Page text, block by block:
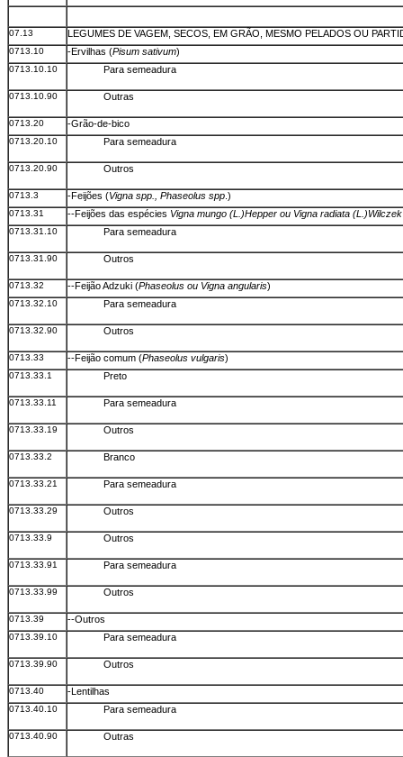
07.13 LEGUMES DE VAGEM, SECOS, EM GRÃO, MESMO PELADOS OU
0713.10 -Ervilhas (Pisum sativum)
0713.10.10 Para semeadura
0713.10.90 Outras
0713.20 -Grão-de-bico
0713.20.10 Para semeadura
0713.20.90 Outros
0713.3 -Feijões (Vigna spp., Phaseolus spp .)
0713.31 --Feijões das espécies Vigna mungo (L.)Hepper ou Vigna radiata (L.)Wilczek
0713.31.10 Para semeadura
0713.31.90 Outros
0713.32 --Feijão Adzuki (Phaseolus ou Vigna angularis)
0713.32.10 Para semeadura
0713.32.90 Outros
0713.33 --Feijão comum (Phaseolus vulgaris)
0713.33.1 Preto
0713.33.11 Para semeadura
0713.33.19 Outros
0713.33.2 Branco
0713.33.21 Para semeadura
0713.33.29 Outros
0713.33.9 Outros
0713.33.91 Para semeadura
0713.33.99 Outros
0713.39 --Outros
0713.39.10 Para semeadura
0713.39.90 Outros
0713.40 -Lentilhas
0713.40.10 Para semeadura
0713.40.90 Outras